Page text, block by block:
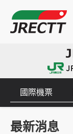
國際機票
最新消息